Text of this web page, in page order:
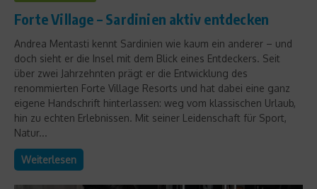
Forte Village – Sardinien aktiv entdecken
Andrea Mentasti kennt Sardinien wie kaum ein anderer – und
doch sieht er die Insel mit dem Blick eines Entdeckers. Seit
über zwei Jahrzehnten prägt er die Entwicklung des
renommierten Forte Village Resorts und hat dabei eine ganz
eigene Handschrift hinterlassen: weg vom klassischen Urlaub,
hin zu echten Erlebnissen. Mit seiner Leidenschaft für Sport,
Natur...
Weiterlesen